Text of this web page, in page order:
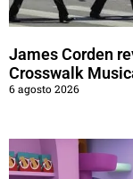
James Corden
Crosswalk
6 agosto 2026